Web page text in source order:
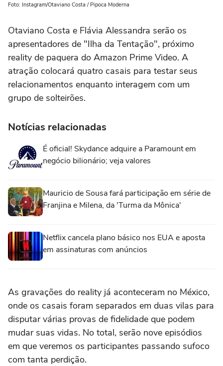
Foto: Instagram/Otaviano Costa / Pipoca Moderna
Otaviano Costa e Flávia Alessandra serão os
apresentadores de "Ilha da Tentação", próximo
reality de paquera do Amazon Prime Video. A
atração colocará quatro casais para testar seus
relacionamentos enquanto interagem com um
grupo de solteirões.
Notícias relacionadas
É oficial! Skydance adquire a Paramount em
negócio bilionário; veja valores
Mauricio de Sousa fará participação em série de
Franjina e Milena, da 'Turma da Mônica'
Netflix cancela plano básico nos EUA e aposta
em assinaturas com anúncios
As gravações do reality já aconteceram no México,
onde os casais foram separados em duas vilas para
disputar várias provas de fidelidade que podem
mudar suas vidas. No total, serão nove episódios
em que veremos os participantes passando sufoco
com tanta perdição.